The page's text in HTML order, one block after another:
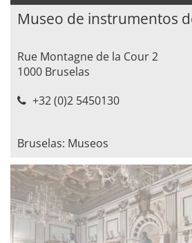
Museo de instrumentos
Rue Montagne de la Cour 2
1000 Bruselas
+32 (0)2 5450130
Bruselas: Museos